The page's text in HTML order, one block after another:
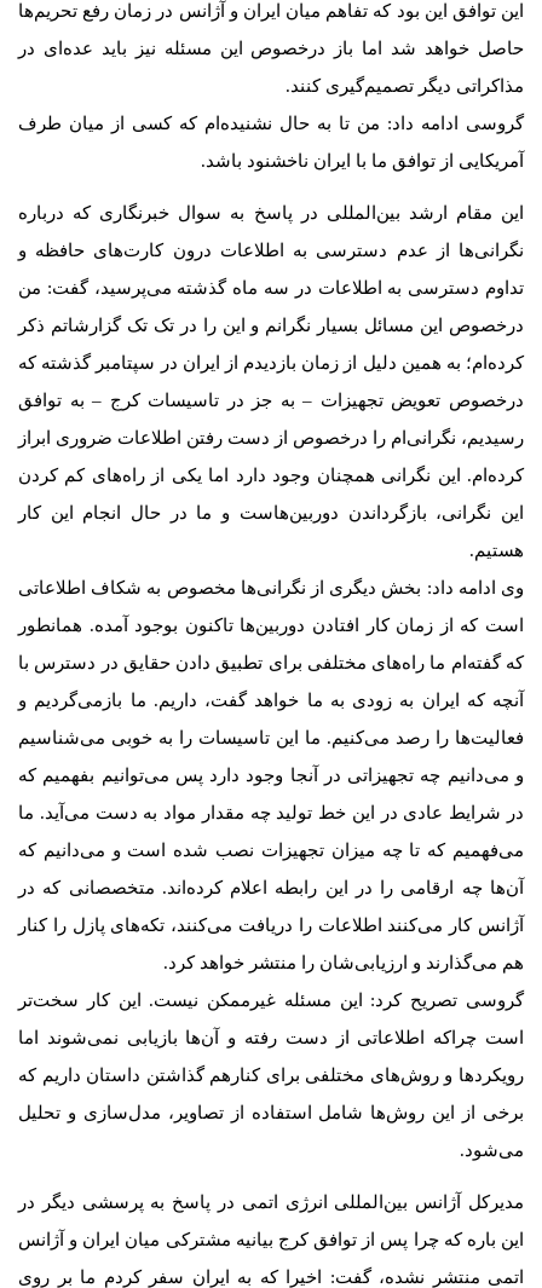
این توافق این بود که تفاهم میان ایران و آژانس در زمان رفع تحریم‌ها
حاصل خواهد شد اما باز درخصوص این مسئله نیز باید عده‌ای در
مذاکراتی دیگر تصمیم‌گیری کنند.
گروسی ادامه داد: من تا به حال نشنیده‌ام که کسی از میان طرف
آمریکایی از توافق ما با ایران ناخشنود باشد.
این مقام ارشد بین‌المللی در پاسخ به سوال خبرنگاری که درباره
نگرانی‌ها از عدم دسترسی به اطلاعات درون کارت‌های حافظه و
تداوم دسترسی به اطلاعات در سه ماه گذشته می‌پرسید، گفت: من
درخصوص این مسائل بسیار نگرانم و این را در تک تک گزارشاتم ذکر
کرده‌ام؛ به همین دلیل از زمان بازدیدم از ایران در سپتامبر گذشته که
درخصوص تعویض تجهیزات – به جز در تاسیسات کرج – به توافق
رسیدیم، نگرانی‌ام را درخصوص از دست رفتن اطلاعات ضروری ابراز
کرده‌ام. این نگرانی همچنان وجود دارد اما یکی از راه‌های کم کردن
این نگرانی، بازگرداندن دوربین‌هاست و ما در حال انجام این کار
هستیم.
وی ادامه داد: بخش دیگری از نگرانی‌ها مخصوص به شکاف اطلاعاتی
است که از زمان کار افتادن دوربین‌ها تاکنون بوجود آمده. همانطور
که گفته‌ام ما راه‌های مختلفی برای تطبیق دادن حقایق در دسترس با
آنچه که ایران به زودی به ما خواهد گفت، داریم. ما بازمی‌گردیم و
فعالیت‌ها را رصد می‌کنیم. ما این تاسیسات را به خوبی می‌شناسیم
و می‌دانیم چه تجهیزاتی در آنجا وجود دارد پس می‌توانیم بفهمیم که
در شرایط عادی در این خط تولید چه مقدار مواد به دست می‌آید. ما
می‌فهمیم که تا چه میزان تجهیزات نصب شده است و می‌دانیم که
آن‌ها چه ارقامی را در این رابطه اعلام کرده‌اند. متخصصانی که در
آژانس کار می‌کنند اطلاعات را دریافت می‌کنند، تکه‌های پازل را کنار
هم می‌گذارند و ارزیابی‌شان را منتشر خواهد کرد.
گروسی تصریح کرد: این مسئله غیرممکن نیست. این کار سخت‌تر
است چراکه اطلاعاتی از دست رفته و آن‌ها بازیابی نمی‌شوند اما
رویکردها و روش‌های مختلفی برای کنارهم گذاشتن داستان داریم که
برخی از این روش‌ها شامل استفاده از تصاویر، مدل‌سازی و تحلیل
می‌شود.
مدیرکل آژانس بین‌المللی انرژی اتمی در پاسخ به پرسشی دیگر در
این باره که چرا پس از توافق کرج بیانیه مشترکی میان ایران و آژانس
اتمی منتشر نشده، گفت: اخیرا که به ایران سفر کردم ما بر روی